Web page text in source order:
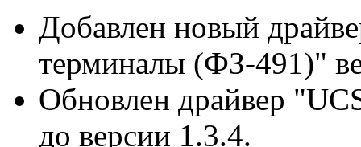
Добавлен новый
терминалы (ФЗ-491)"
Обновлен драйвер
до версии 1.3.4.